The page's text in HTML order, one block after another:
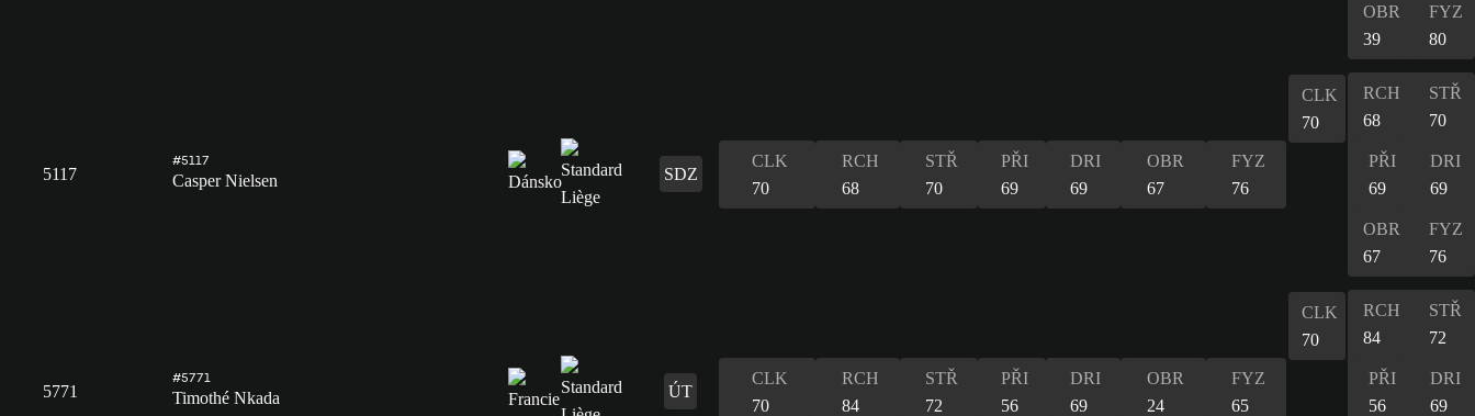
OBR
39
FYZ
80
5117
#5117
Casper Nielsen SDZ
CLK
70
RCH
68
STŘ
70
PŘI
69
DRI
69
OBR
67
FYZ
76
CLK
70
RCH
68
STŘ
70
PŘI
69
DRI
69
OBR
67
FYZ
76
5771
#5771
Timothé Nkada ÚT
CLK
70
RCH
84
STŘ
72
PŘI
56
DRI
69
OBR
24
FYZ
65
CLK
70
RCH
84
STŘ
72
PŘI
56
DRI
69